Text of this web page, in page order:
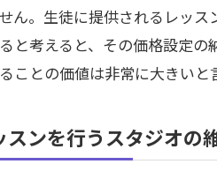
ん。生徒に提供されるレッ
と考えると、その価格設定
ことの価値は非常に大きいと
スンを行うスタジオの